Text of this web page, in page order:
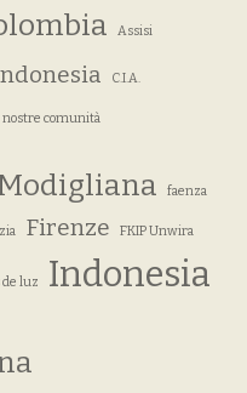
Assisi
C.I.A.
nostre comunità
faenza
Firenze FKIP Unwira
de luz Indonesia